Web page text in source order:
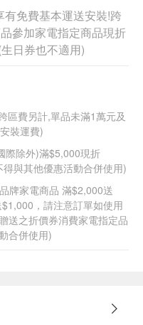
免費基本運送安裝!跨
參加家電指定商品現折
日券也不適用)
區費另計,單品未滿1萬元及
裝運費)
際除外)滿$5,000現折
與其他優惠活動合併使用)
牌家電商品 滿$2,000送
，請注意訂單如使用
送之折價券消費家電指定品
合併使用)